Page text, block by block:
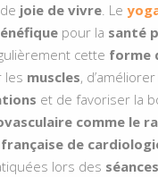
joie de vivre. Le
pour la santé
cette forme
les muscles,
et de favoriser la
comme le
de
lors des